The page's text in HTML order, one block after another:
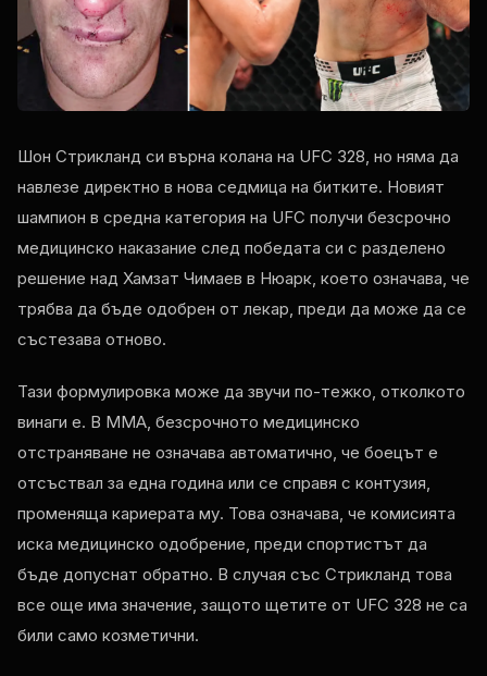
Шон Стрикланд си върна колана на UFC 328, но няма да
навлезе директно в нова седмица на битките. Новият
шампион в средна категория на UFC получи безсрочно
медицинско наказание след победата си с разделено
решение над Хамзат Чимаев в Нюарк, което означава, че
трябва да бъде одобрен от лекар, преди да може да се
състезава отново.
Тази формулировка може да звучи по-тежко, отколкото
винаги е. В ММА, безсрочното медицинско
отстраняване не означава автоматично, че боецът е
отсъствал за една година или се справя с контузия,
променяща кариерата му. Това означава, че комисията
иска медицинско одобрение, преди спортистът да
бъде допуснат обратно. В случая със Стрикланд това
все още има значение, защото щетите от UFC 328 не са
били само козметични.